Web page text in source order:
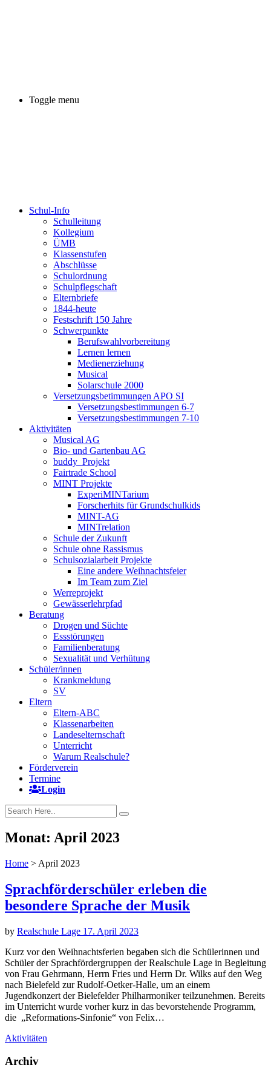
Toggle menu
Schul-Info
Schulleitung
Kollegium
ÜMB
Klassenstufen
Abschlüsse
Schulordnung
Schulpflegschaft
Elternbriefe
1844-heute
Festschrift 150 Jahre
Schwerpunkte
Berufswahlvorbereitung
Lernen lernen
Medienerziehung
Musical
Solarschule 2000
Versetzungsbetimmungen APO SI
Versetzungsbestimmungen 6-7
Versetzungsbestimmungen 7-10
Aktivitäten
Musical AG
Bio- und Gartenbau AG
buddy_Projekt
Fairtrade School
MINT Projekte
ExperiMINTarium
Forscherhits für Grundschulkids
MINT-AG
MINTrelation
Schule der Zukunft
Schule ohne Rassismus
Schulsozialarbeit Projekte
Eine andere Weihnachtsfeier
Im Team zum Ziel
Werreprojekt
Gewässerlehrpfad
Beratung
Drogen und Süchte
Essstörungen
Familienberatung
Sexualität und Verhütung
Schüler/innen
Krankmeldung
SV
Eltern
Eltern-ABC
Klassenarbeiten
Landeselternschaft
Unterricht
Warum Realschule?
Förderverein
Termine
Login
Monat: April 2023
Home > April 2023
Sprachförderschüler erleben die
besondere Sprache der Musik
by Realschule Lage 17. April 2023
Kurz vor den Weihnachtsferien begaben sich die Schülerinnen und
Schüler der Sprachfördergruppen der Realschule Lage in Begleitung
von Frau Gehrmann, Herrn Fries und Herrn Dr. Wilks auf den Weg
nach Bielefeld zur Rudolf-Oetker-Halle, um an einem
Jugendkonzert der Bielefelder Philharmoniker teilzunehmen. Bereits
im Unterricht wurde vorher kurz in das bevorstehende Programm,
die „Reformations-Sinfonie“ von Felix…
Aktivitäten
Archiv